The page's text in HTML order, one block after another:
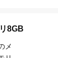
8GB
メ